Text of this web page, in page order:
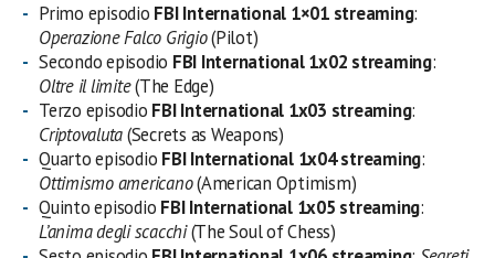
Primo episodio FBI International 1×01 streaming:
Operazione Falco Grigio(Pilot)
Secondo episodio FBI International 1x02 streaming:
Oltre il limite(The Edge)
Terzo episodio FBIInternational 1x03 streaming:
Criptovaluta(Secrets as Weapons)
Quarto episodio FBIInternational 1x04 streaming:
Ottimismo americano(American Optimism)
Quinto episodio FBIInternational 1x05 streaming:
L’anima degli scacchi(The Soul of Chess)